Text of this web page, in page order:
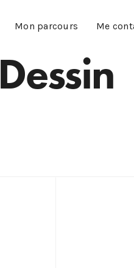
Mon parcours Me
Dessin